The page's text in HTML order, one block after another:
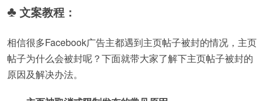
♣ 文案教程：
相信很多Facebook广告主都遇到主页帖子被封的情况，主页
帖子为什么会被封呢？下面就带大家了解下主页帖子被封的
原因及解决办法。